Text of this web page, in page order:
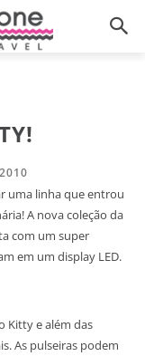
uma linha que entrou
A nova coleção da
com um super
em um display LED.
Kitty e além das
As pulseiras podem